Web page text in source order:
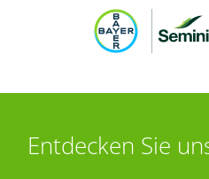
Entdecken Sie